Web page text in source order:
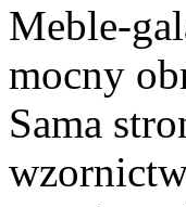
Meble-
mocny
Sama